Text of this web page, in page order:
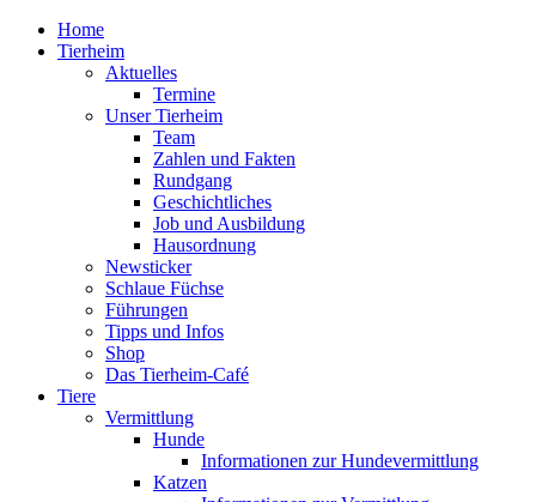
Home
Tierheim
Aktuelles
Termine
Unser Tierheim
Team
Zahlen und Fakten
Rundgang
Geschichtliches
Job und Ausbildung
Hausordnung
Newsticker
Schlaue Füchse
Führungen
Tipps und Infos
Shop
Das Tierheim-Café
Tiere
Vermittlung
Hunde
Informationen zur Hundevermittlung
Katzen